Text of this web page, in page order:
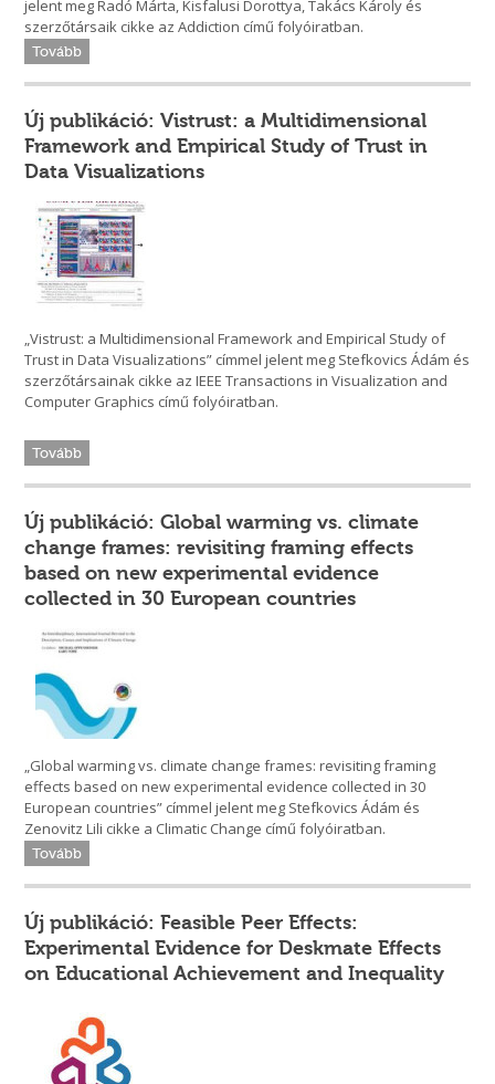
jelent meg Radó Márta, Kisfalusi Dorottya, Takács Károly és
szerzőtársaik cikke az Addiction című folyóiratban.
Tovább
Új publikáció: Vistrust: a Multidimensional
Framework and Empirical Study of Trust in
Data Visualizations
„Vistrust: a Multidimensional Framework and Empirical Study of
Trust in Data Visualizations” címmel jelent meg Stefkovics Ádám és
szerzőtársainak cikke az IEEE Transactions in Visualization and
Computer Graphics című folyóiratban.
Tovább
Új publikáció: Global warming vs. climate
change frames: revisiting framing effects
based on new experimental evidence
collected in 30 European countries
„Global warming vs. climate change frames: revisiting framing
effects based on new experimental evidence collected in 30
European countries” címmel jelent meg Stefkovics Ádám és
Zenovitz Lili cikke a Climatic Change című folyóiratban.
Tovább
Új publikáció: Feasible Peer Effects:
Experimental Evidence for Deskmate Effects
on Educational Achievement and Inequality